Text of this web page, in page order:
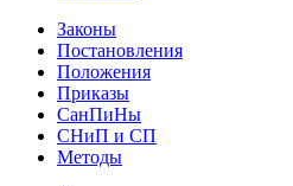
Законы
Постановления
Положения
Приказы
СанПиНы
СНиП и СП
Методы